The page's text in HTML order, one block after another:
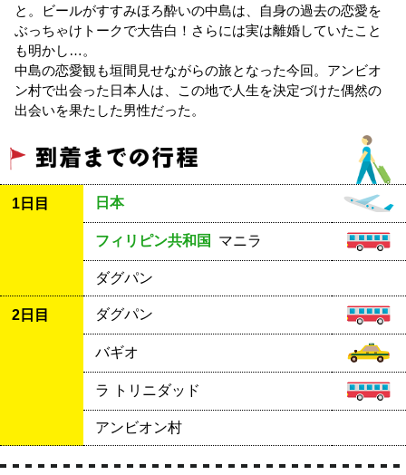
と。ビールがすすみほろ酔いの中島は、自身の過去の恋愛を
ぶっちゃけトークで大告白！さらには実は離婚していたこと
も明かし…。
中島の恋愛観も垣間見せながらの旅となった今回。アンビオ
ン村で出会った日本人は、この地で人生を決定づけた偶然の
出会いを果たした男性だった。
1日目 日本
フィリピン共和国 マニラ
ダグパン
2日目 ダグパン
バギオ
ラ トリニダッド
アンビオン村